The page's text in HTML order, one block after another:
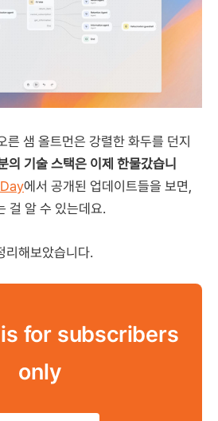
른 샘 올트먼은 강렬한 화두를 던지
의 기술 스택은 이제 한물갔습니
에서 공개된 업데이트들을 보면,
걸 알 수 있는데요.
리해보았습니다.
for subscribers
only